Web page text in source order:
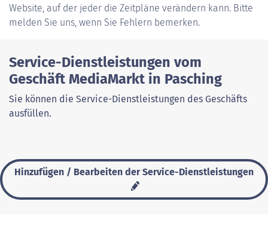
Website, auf der jeder die Zeitpläne verändern kann. Bitte
melden Sie uns, wenn Sie Fehlern bemerken.
Service-Dienstleistungen vom
Geschäft MediaMarkt in Pasching
Sie können die Service-Dienstleistungen des Geschäfts
ausfüllen.
Hinzufügen / Bearbeiten der Service-Dienstleistungen